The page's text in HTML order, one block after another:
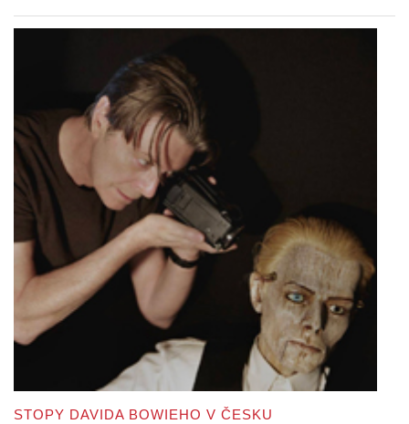
STOPY DAVIDA BOWIEHO V ČESKU